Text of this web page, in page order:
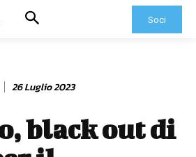
Soci
26 Luglio 2023
black out di